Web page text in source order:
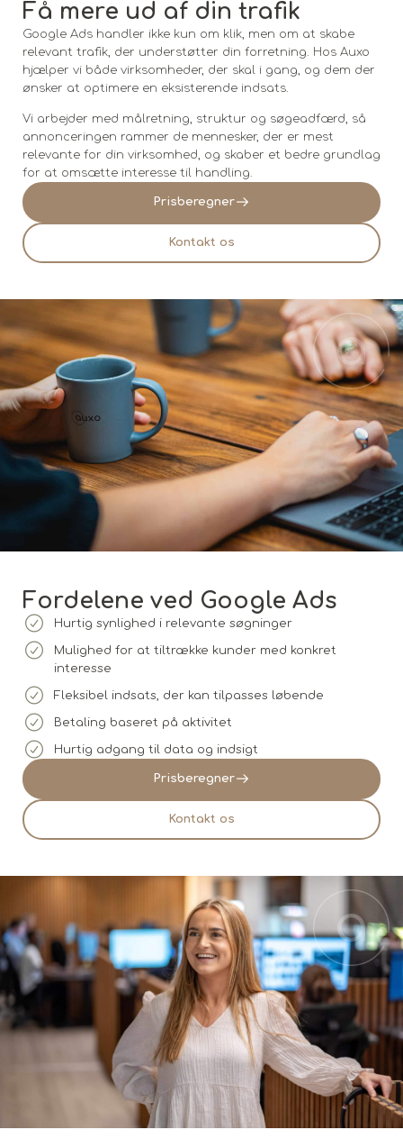
Få mere ud af din trafik
Google Ads handler ikke kun om klik, men om at skabe
relevant trafik, der understøtter din forretning. Hos Auxo
hjælper vi både virksomheder, der skal i gang, og dem der
ønsker at optimere en eksisterende indsats.
Vi arbejder med målretning, struktur og søgeadfærd, så
annonceringen rammer de mennesker, der er mest
relevante for din virksomhed, og skaber et bedre grundlag
for at omsætte interesse til handling.
Prisberegner
Kontakt os
Fordelene ved Google Ads
Hurtig synlighed i relevante søgninger
Mulighed for at tiltrække kunder med konkret
interesse
Fleksibel indsats, der kan tilpasses løbende
Betaling baseret på aktivitet
Hurtig adgang til data og indsigt
Prisberegner
Kontakt os